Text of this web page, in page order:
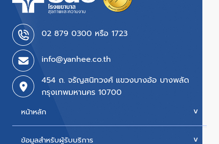
02 879 0300 หรือ 1723
info@yanhee.co.th
454 ถ. จรัญสนิทวงศ์ แขวงบางอ้อ บางพลัด
กรุงเทพมหานคร 10700
หน้าหลัก
บริการของเรา
ข้อมูลสำหรับผู้รับบริการ